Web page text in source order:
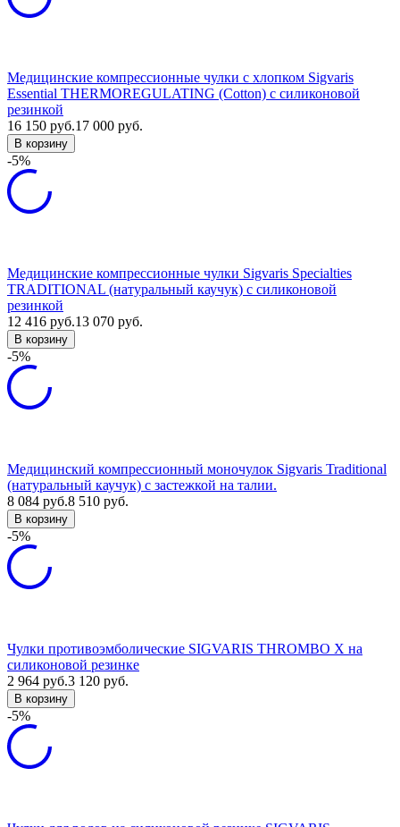
Медицинские компрессионные чулки с хлопком Sigvaris
Essential THERMOREGULATING (Cotton) с силиконовой
резинкой
16 150 руб.17 000 руб.
В корзину
-5%
Медицинские компрессионные чулки Sigvaris Specialties
TRADITIONAL (натуральный каучук) с силиконовой
резинкой
12 416 руб.13 070 руб.
В корзину
-5%
Медицинский компрессионный моночулок Sigvaris Traditional
(натуральный каучук) с застежкой на талии.
8 084 руб.8 510 руб.
В корзину
-5%
Чулки противоэмболические SIGVARIS THROMBO X на
силиконовой резинке
2 964 руб.3 120 руб.
В корзину
-5%